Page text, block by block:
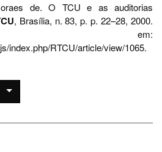
de. O TCU e as auditorias
, Brasília, n. 83, p. p. 22–28, 2000.
em:
index.php/RTCU/article/view/1065.